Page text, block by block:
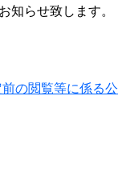
知らせ致します。
の閲覧等に係る公